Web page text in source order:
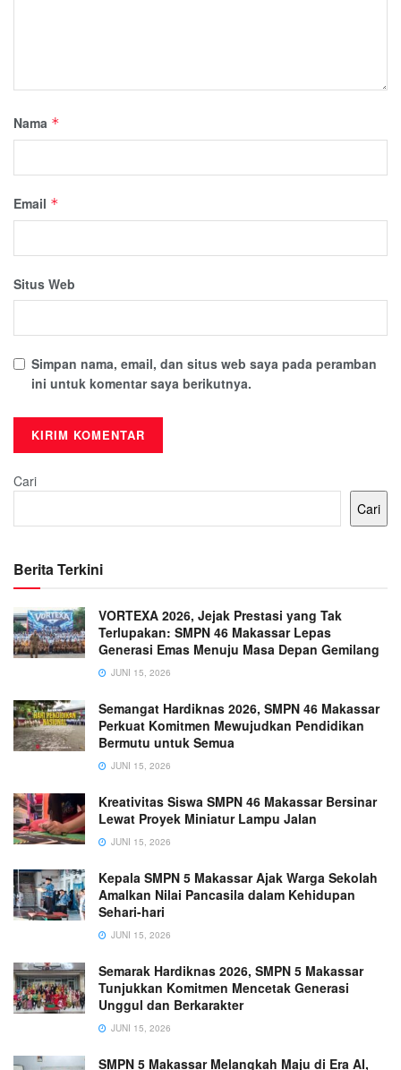
Nama *
Email *
Situs Web
Simpan nama, email, dan situs web saya pada peramban
ini untuk komentar saya berikutnya.
Cari
Cari
Berita Terkini
VORTEXA 2026, Jejak Prestasi yang Tak
Terlupakan: SMPN 46 Makassar Lepas
Generasi Emas Menuju Masa Depan Gemilang
JUNI 15, 2026
Semangat Hardiknas 2026, SMPN 46 Makassar
Perkuat Komitmen Mewujudkan Pendidikan
Bermutu untuk Semua
JUNI 15, 2026
Kreativitas Siswa SMPN 46 Makassar Bersinar
Lewat Proyek Miniatur Lampu Jalan
JUNI 15, 2026
Kepala SMPN 5 Makassar Ajak Warga Sekolah
Amalkan Nilai Pancasila dalam Kehidupan
Sehari-hari
JUNI 15, 2026
Semarak Hardiknas 2026, SMPN 5 Makassar
Tunjukkan Komitmen Mencetak Generasi
Unggul dan Berkarakter
JUNI 15, 2026
SMPN 5 Makassar Melangkah Maju di Era AI,